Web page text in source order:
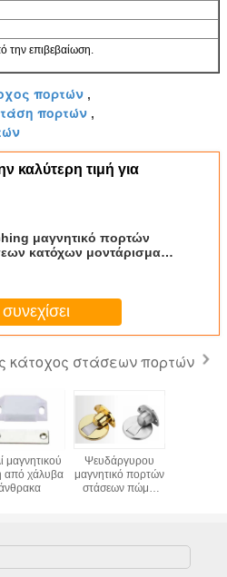
την επιβεβαίωση.
πορτών ,
πορτών ,
καλύτερη τιμή για
μαγνητικό πορτών
κατόχων μοντάρισμα
κάτοχος στάσεων πορτών
μαγνητικού
από χάλυβα
Ψευδάργυρου
μαγνητικό πορτών
στάσεων πώμα